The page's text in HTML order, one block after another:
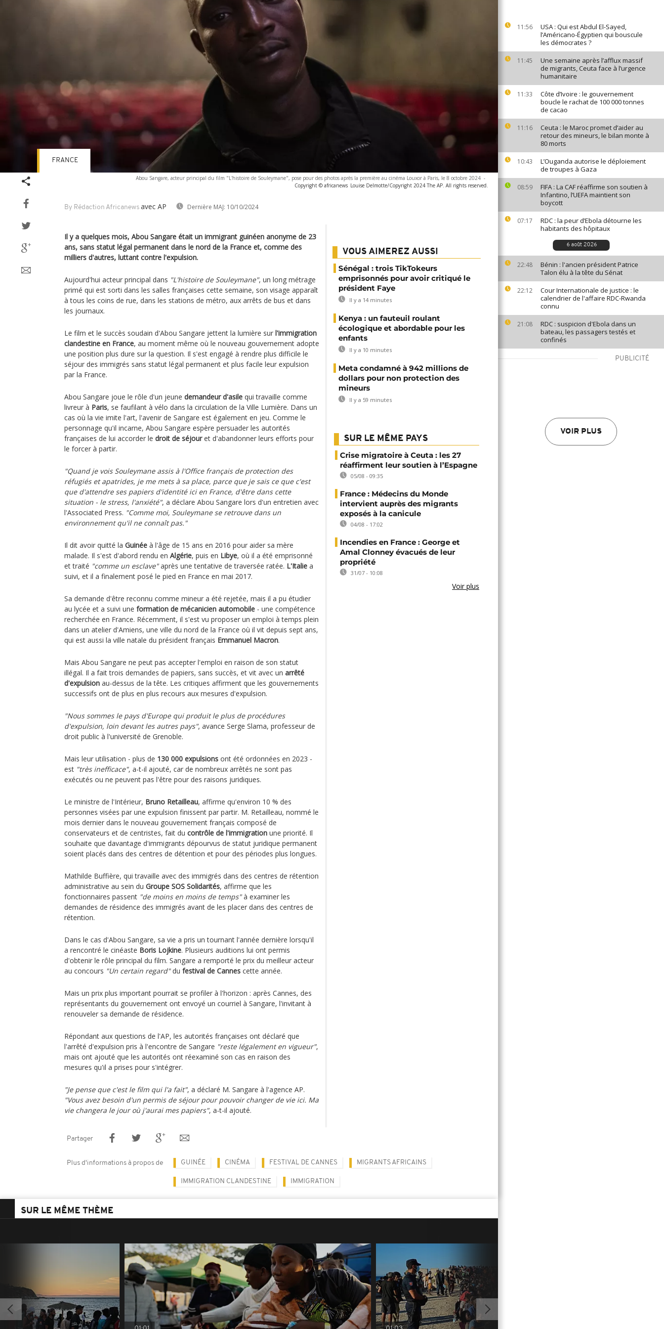
11:56
USA : Qui est Abdul El-Sayed,
l’Américano-Égyptien qui bouscule
les démocrates ?
11:45
Une semaine après l’afflux massif
de migrants, Ceuta face à l’urgence
humanitaire
11:33
Côte d’Ivoire : le gouvernement
boucle le rachat de 100 000 tonnes
de cacao
11:16
Ceuta : le Maroc promet d’aider au
retour des mineurs, le bilan monte à
80 morts
10:43
L’Ouganda autorise le déploiement
de troupes à Gaza
08:59
FIFA : La CAF réaffirme son soutien à
Infantino, l’UEFA maintient son
boycott
07:17
RDC : la peur d’Ebola détourne les
habitants des hôpitaux
6 août 2026
22:48
Bénin : l'ancien président Patrice
Talon élu à la tête du Sénat
22:12
Cour Internationale de justice : le
calendrier de l'affaire RDC-Rwanda
connu
21:08
RDC : suspicion d'Ebola dans un
bateau, les passagers testés et
confinés
PUBLICITÉ
VOIR PLUS
Abou Sangare, acteur principal du film "L'histoire de Souleymane", pose pour des photos après la première au cinéma Louxor à Paris, le 8 octobre 2024 -
Copyright © africanews Louise Delmotte/Copyright 2024 The AP. All rights reserved.
By Rédaction Africanews avec AP Dernière MAJ: 10/10/2024
FRANCE
Il y a quelques mois, Abou Sangare était un immigrant guinéen anonyme de 23
ans, sans statut légal permanent dans le nord de la France et, comme des
milliers d'autres, luttant contre l'expulsion.
Aujourd'hui acteur principal dans "L'histoire de Souleymane", un long métrage
primé qui est sorti dans les salles françaises cette semaine, son visage apparaît
à tous les coins de rue, dans les stations de métro, aux arrêts de bus et dans
les journaux.
Le film et le succès soudain d'Abou Sangare jettent la lumière sur l'immigration
clandestine en France, au moment même où le nouveau gouvernement adopte
une position plus dure sur la question. Il s'est engagé à rendre plus difficile le
séjour des immigrés sans statut légal permanent et plus facile leur expulsion
par la France.
Abou Sangare joue le rôle d'un jeune demandeur d'asile qui travaille comme
livreur à Paris, se faufilant à vélo dans la circulation de la Ville Lumière. Dans un
cas où la vie imite l'art, l'avenir de Sangare est également en jeu. Comme le
personnage qu'il incarne, Abou Sangare espère persuader les autorités
françaises de lui accorder le droit de séjouret d'abandonner leurs efforts pour
le forcer à partir.
"Quand je vois Souleymane assis à l'Office français de protection des
réfugiés et apatrides, je me mets à sa place, parce que je sais ce que c'est
que d'attendre ses papiers d'identité ici en France, d'être dans cette
situation - le stress, l'anxiété", a déclare Abou Sangare lors d'un entretien avec
l'Associated Press. "Comme moi, Souleymane se retrouve dans un
environnement qu'il ne connaît pas."
Il dit avoir quitté la Guinée à l'âge de 15 ans en 2016 pour aider sa mère
malade. Il s'est d'abord rendu en Algérie, puis en Libye, où il a été emprisonné
et traité "comme un esclave"après une tentative de traversée ratée. L'Italie a
suivi, et il a finalement posé le pied en France en mai 2017.
Sa demande d'être reconnu comme mineur a été rejetée, mais il a pu étudier
au lycée et a suivi une formation de mécanicien automobile - une compétence
recherchée en France. Récemment, il s'est vu proposer un emploi à temps plein
dans un atelier d'Amiens, une ville du nord de la France où il vit depuis sept ans,
qui est aussi la ville natale du président français Emmanuel Macron.
Mais Abou Sangare ne peut pas accepter l'emploi en raison de son statut
illégal. Il a fait trois demandes de papiers, sans succès, et vit avec un arrêté
d'expulsion au-dessus de la tête. Les critiques affirment que les gouvernements
successifs ont de plus en plus recours aux mesures d'expulsion.
"Nous sommes le pays d'Europe qui produit le plus de procédures
d'expulsion, loin devant les autres pays", avance Serge Slama, professeur de
droit public à l'université de Grenoble.
Mais leur utilisation - plus de 130 000 expulsions ont été ordonnées en 2023 -
est "très inefficace", a-t-il ajouté, car de nombreux arrêtés ne sont pas
exécutés ou ne peuvent pas l'être pour des raisons juridiques.
Le ministre de l'Intérieur, Bruno Retailleau, affirme qu'environ 10 % des
personnes visées par une expulsion finissent par partir. M. Retailleau, nommé le
mois dernier dans le nouveau gouvernement français composé de
conservateurs et de centristes, fait du contrôle de l'immigration une priorité. Il
souhaite que davantage d'immigrants dépourvus de statut juridique permanent
soient placés dans des centres de détention et pour des périodes plus longues.
Mathilde Buffière, qui travaille avec des immigrés dans des centres de rétention
administrative au sein du Groupe SOS Solidarités, affirme que les
fonctionnaires passent "de moins en moins de temps"à examiner les
demandes de résidence des immigrés avant de les placer dans des centres de
rétention.
Dans le cas d'Abou Sangare, sa vie a pris un tournant l'année dernière lorsqu'il
a rencontré le cinéaste Boris Lojkine. Plusieurs auditions lui ont permis
d'obtenir le rôle principal du film. Sangare a remporté le prix du meilleur acteur
au concours "Un certain regard"du festival de Cannes cette année.
Mais un prix plus important pourrait se profiler à l'horizon : après Cannes, des
représentants du gouvernement ont envoyé un courriel à Sangare, l'invitant à
renouveler sa demande de résidence.
Répondant aux questions de l'AP, les autorités françaises ont déclaré que
l'arrêté d'expulsion pris à l'encontre de Sangare "reste légalement en vigueur",
mais ont ajouté que les autorités ont réexaminé son cas en raison des
mesures qu'il a prises pour s'intégrer.
"Je pense que c'est le film qui l'a fait", a déclaré M. Sangare à l'agence AP.
"Vous avez besoin d'un permis de séjour pour pouvoir changer de vie ici. Ma
vie changera le jour où j'aurai mes papiers", a-t-il ajouté.
VOUS AIMEREZ AUSSI
Sénégal : trois TikTokeurs
emprisonnés pour avoir critiqué le
président Faye
Il y a 14 minutes
Kenya : un fauteuil roulant
écologique et abordable pour les
enfants
Il y a 10 minutes
Meta condamné à 942 millions de
dollars pour non protection des
mineurs
Il y a 59 minutes
SUR LE MÊME PAYS
Crise migratoire à Ceuta : les 27
réaffirment leur soutien à l’Espagne
05/08 - 09:35
France : Médecins du Monde
intervient auprès des migrants
exposés à la canicule
04/08 - 17:02
Incendies en France : George et
Amal Clonney évacués de leur
propriété
31/07 - 10:08
Voir plus
Partager
Plus d'informations à propos de GUINÉE CINÉMA FESTIVAL DE CANNES MIGRANTS AFRICAINS
IMMIGRATION CLANDESTINE IMMIGRATION
SUR LE MÊME THÈME